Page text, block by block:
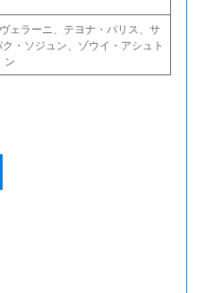
ェラーニ、テヨナ・パリス、サ
・ソジュン、ゾウイ・アシュト
ン